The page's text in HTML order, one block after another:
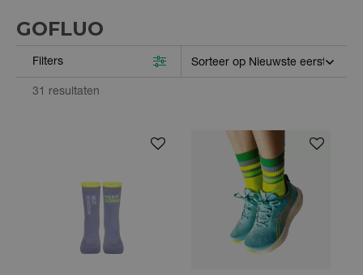
GOFLUO
Filters
31 resultaten